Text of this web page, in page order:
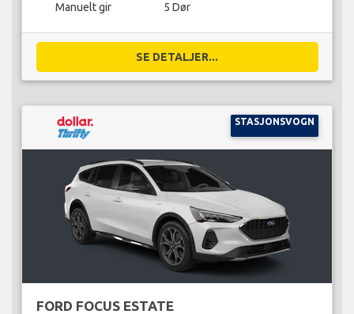
Manuelt gir 5 Dør
SE DETALJER...
STASJONSVOGN
FORD FOCUS ESTATE